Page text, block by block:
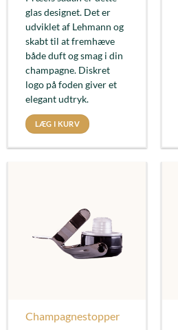
glas designet. Det er
udviklet af Lehmann og
skabt til at fremhæve
både duft og smag i din
champagne. Diskret
logo på foden giver et
elegant udtryk.
LÆG I KURV
Champagnestopper